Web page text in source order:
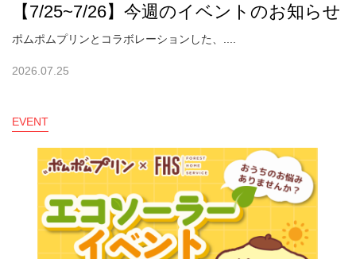
【7/25~7/26】今週のイベントのお知らせ
ポムポムプリンとコラボレーションした、....
2026.07.25
EVENT